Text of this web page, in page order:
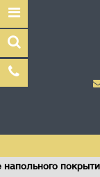
Мы сделали
покрытия